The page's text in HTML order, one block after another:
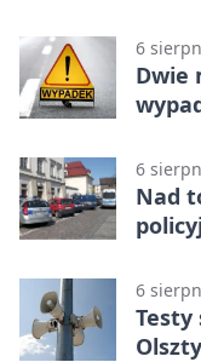
6
Dwie
6
Nad
6